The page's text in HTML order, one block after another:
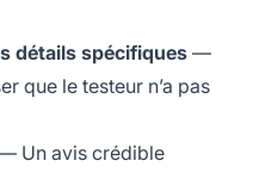
détails spécifiques —
que le testeur n’a pas
Un avis crédible